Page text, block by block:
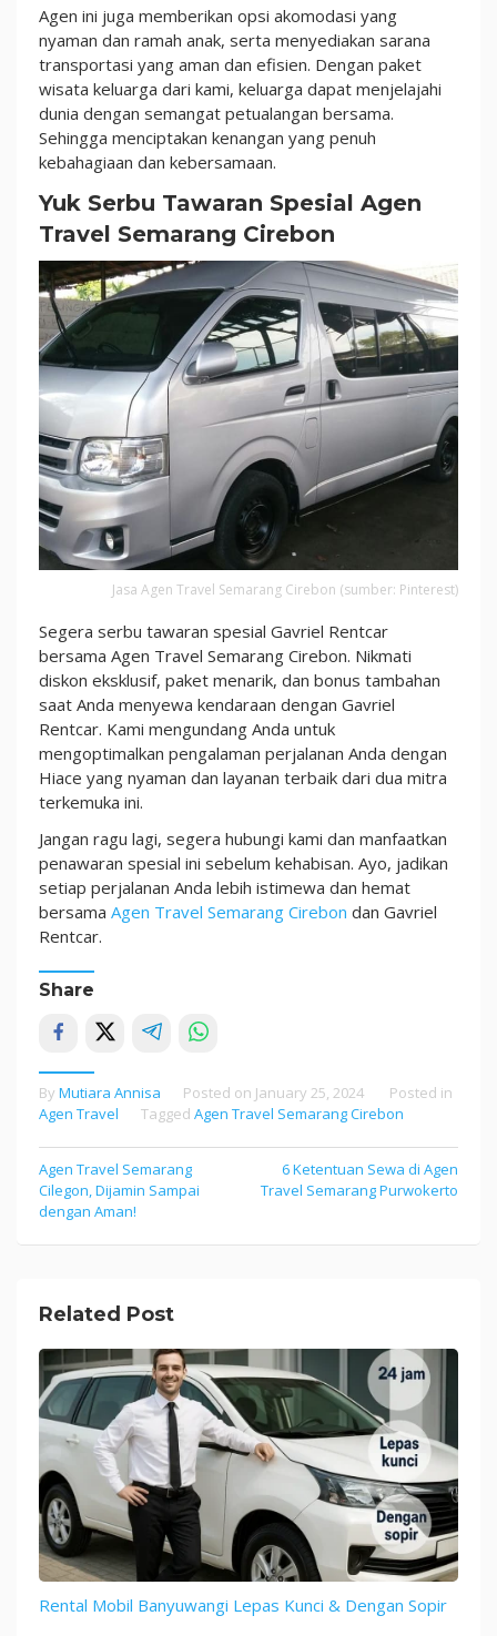
Agen ini juga memberikan opsi akomodasi yang
nyaman dan ramah anak, serta menyediakan sarana
transportasi yang aman dan efisien. Dengan paket
wisata keluarga dari kami, keluarga dapat menjelajahi
dunia dengan semangat petualangan bersama.
Sehingga menciptakan kenangan yang penuh
kebahagiaan dan kebersamaan.
Yuk Serbu Tawaran Spesial Agen
Travel Semarang Cirebon
Jasa Agen Travel Semarang Cirebon (sumber: Pinterest)
Segera serbu tawaran spesial Gavriel Rentcar
bersama Agen Travel Semarang Cirebon. Nikmati
diskon eksklusif, paket menarik, dan bonus tambahan
saat Anda menyewa kendaraan dengan Gavriel
Rentcar. Kami mengundang Anda untuk
mengoptimalkan pengalaman perjalanan Anda dengan
Hiace yang nyaman dan layanan terbaik dari dua mitra
terkemuka ini.
Jangan ragu lagi, segera hubungi kami dan manfaatkan
penawaran spesial ini sebelum kehabisan. Ayo, jadikan
setiap perjalanan Anda lebih istimewa dan hemat
bersama Agen Travel Semarang Cirebon dan Gavriel
Rentcar.
Share
By Mutiara Annisa Posted on January 25, 2024
Posted in
Agen Travel
Tagged Agen Travel Semarang Cirebon
Post
navigation
Agen Travel Semarang
Cilegon, Dijamin Sampai
dengan Aman!
6 Ketentuan Sewa di Agen
Travel Semarang Purwokerto
Related Post
Rental Mobil Banyuwangi Lepas Kunci & Dengan Sopir